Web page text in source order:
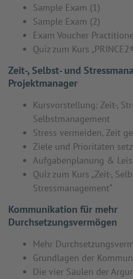
Sample Exam (1)
Sample Exam (2)
Exam Voucher
Quiz zum Kurs
Zeit-, Selbst- und
Projektmanager
Kursvorstellung: Zeit-,
Selbstmanagement
Stress vermeiden, Zeit
Ziele und Prioritäten
Aufgabenplanung &
Quiz zum Kurs „Zeit-,
Stressmanagement“
Kommunikation für mehr
Durchsetzungsvermögen
Mehr
Grundlagen der
Die vier Säulen der